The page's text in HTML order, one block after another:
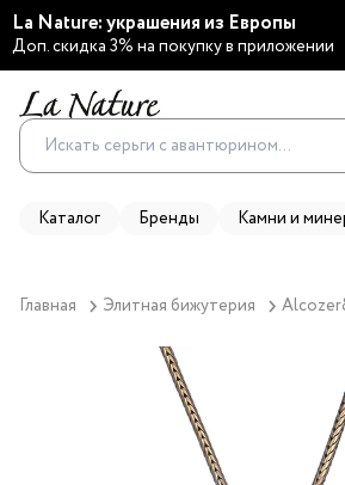
La Nature: украшения из Европы
Доп. скидка 3% на покупку в приложении
Каталог Бренды Камни и
Главная Элитная бижутерия